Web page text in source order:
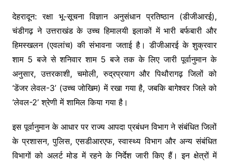
देहरादून: रक्षा भू-सूचना विज्ञान अनुसंधान प्रतिष्ठान (डीजीआरई),
चंडीगढ़ ने उत्तराखंड के उच्च हिमालयी इलाकों में भारी बर्फबारी और
हिमस्खलन (एवलांच) की संभावना जताई है। डीजीआरई के शुक्रवार
शाम 5 बजे से शनिवार शाम 5 बजे तक के लिए जारी पूर्वानुमान के
अनुसार, उत्तरकाशी, चमोली, रुद्रप्रयाग और पिथौरागढ़ जिलों को
‘डेंजर लेवल-3’ (उच्च जोखिम) में रखा गया है, जबकि बागेश्वर जिले को
‘लेवल-2’ श्रेणी में शामिल किया गया है।
इस पूर्वानुमान के आधार पर राज्य आपदा प्रबंधन विभाग ने संबंधित जिलों
के प्रशासन, पुलिस, एसडीआरएफ, स्वास्थ्य विभाग और अन्य संबंधित
विभागों को अलर्ट मोड में रहने के निर्देश जारी किए हैं। इन क्षेत्रों में